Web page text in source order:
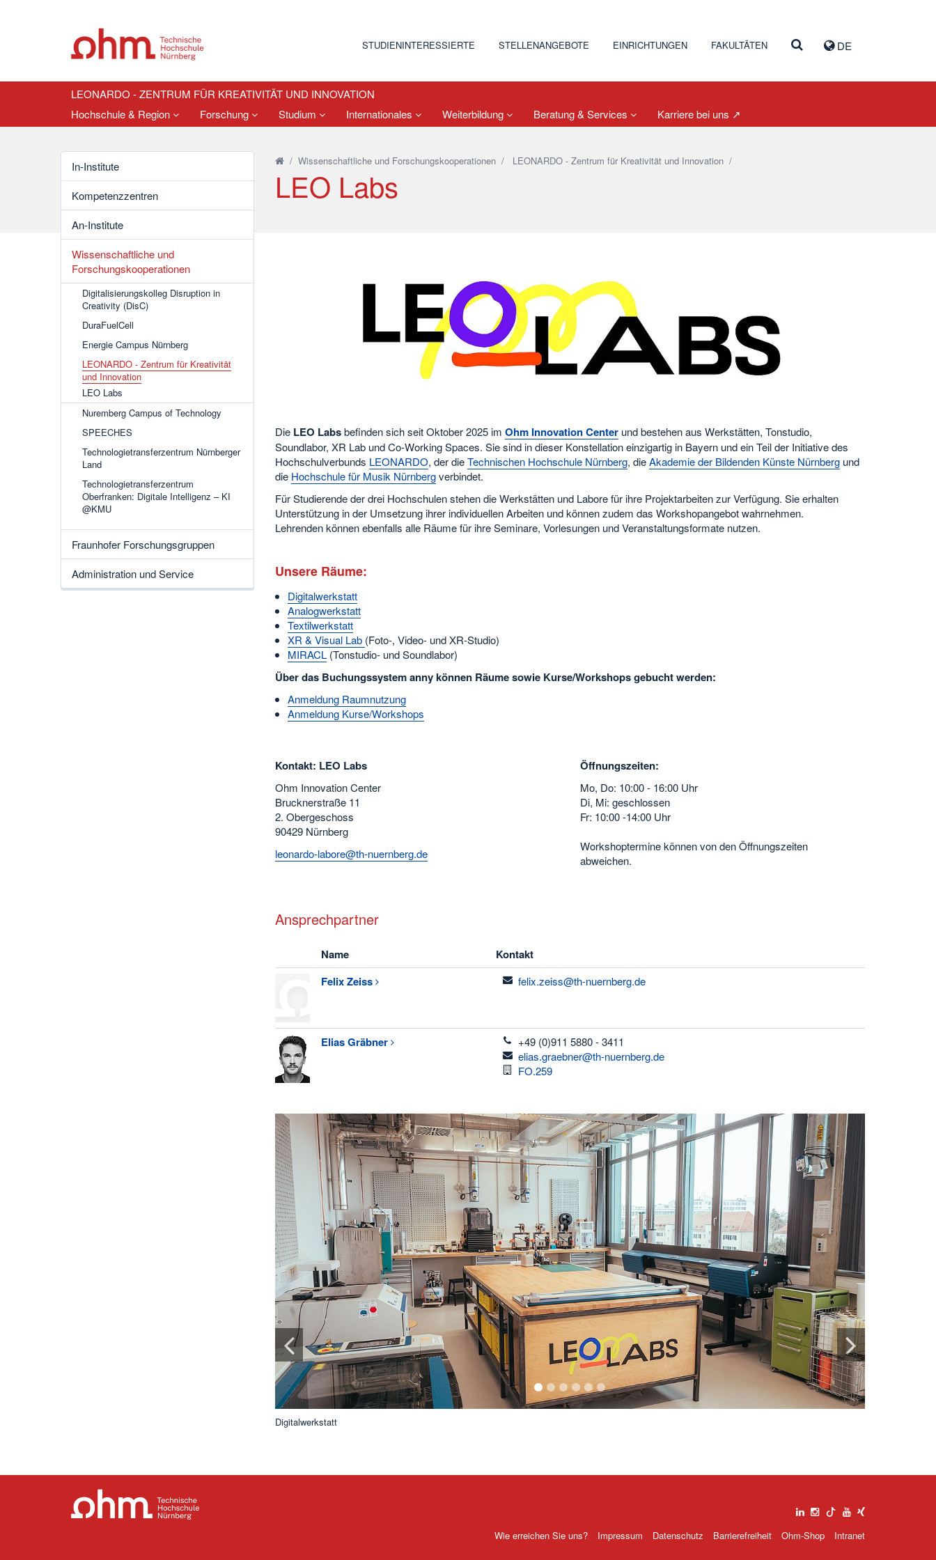
DE
STUDIENINTERESSIERTE STELLENANGEBOTE EINRICHTUNGEN FAKULTÄTEN
LEONARDO - ZENTRUM FÜR KREATIVITÄT UND INNOVATION
Hochschule & Region
Forschung Studium Internationales Weiterbildung Beratung & Services Karriere bei uns ↗
In-Institute
Kompetenzzentren
An-Institute
Wissenschaftliche und
Forschungskooperationen
Digitalisierungskolleg Disruption in
Creativity (DisC)
DuraFuelCell
Energie Campus Nürnberg
LEONARDO - Zentrum für Kreativität
und Innovation
LEO Labs
Nuremberg Campus of Technology
SPEECHES
Technologietransferzentrum Nürnberger
Land
Technologietransferzentrum
Oberfranken: Digitale Intelligenz – KI
@KMU
Fraunhofer Forschungsgruppen
Administration und Service
/ Wissenschaftliche und Forschungskooperationen/ LEONARDO - Zentrum für Kreativität und Innovation/
LEO Labs
DieLEO Labsbefinden sich seit Oktober 2025 im Ohm Innovation Centerund bestehen aus Werkstätten, Tonstudio,
Soundlabor, XR Lab und Co-Working Spaces. Sie sind in dieser Konstellation einzigartig in Bayern und ein Teil der Initiative des
Hochschulverbunds LEONARDO, der dieTechnischen Hochschule Nürnberg, dieAkademie der Bildenden Künste Nürnbergund
die Hochschule für Musik Nürnbergverbindet.
Für Studierende der drei Hochschulen stehen die Werkstätten und Labore für ihre Projektarbeiten zur Verfügung. Sie erhalten
Unterstützung in der Umsetzung ihrer individuellen Arbeiten und können zudem das Workshopangebot wahrnehmen.
Lehrenden können ebenfalls alle Räume für ihre Seminare, Vorlesungen und Veranstaltungsformate nutzen.
Unsere Räume:
Digitalwerkstatt
Analogwerkstatt
Textilwerkstatt
XR & Visual Lab (Foto-, Video- und XR-Studio)
MIRACL(Tonstudio- und Soundlabor)
Über das Buchungssystem anny können Räume sowie Kurse/Workshops gebucht werden:
Anmeldung Raumnutzung
Anmeldung Kurse/Workshops
Kontakt: LEO Labs
Ohm Innovation Center
Brucknerstraße 11
2. Obergeschoss
90429 Nürnberg
leonardo-labore@th-nuernberg.de
Öffnungszeiten:
Mo, Do: 10:00 - 16:00 Uhr
Di, Mi: geschlossen
Fr: 10:00 -14:00 Uhr
Workshoptermine können von den Öffnungszeiten
abweichen.
Ansprechpartner
Name
Kontakt
Felix Zeiss email
felix.zeiss@th-nuernberg.de
Elias Gräbner telefon
+49 (0)911 5880 - 3411
email
elias.graebner@th-nuernberg.de
Raum
FO.259
Digitalwerkstatt
1 2 3 4 5 6
Wie erreichen Sie uns? Impressum Datenschutz Barrierefreiheit Ohm-Shop Intranet